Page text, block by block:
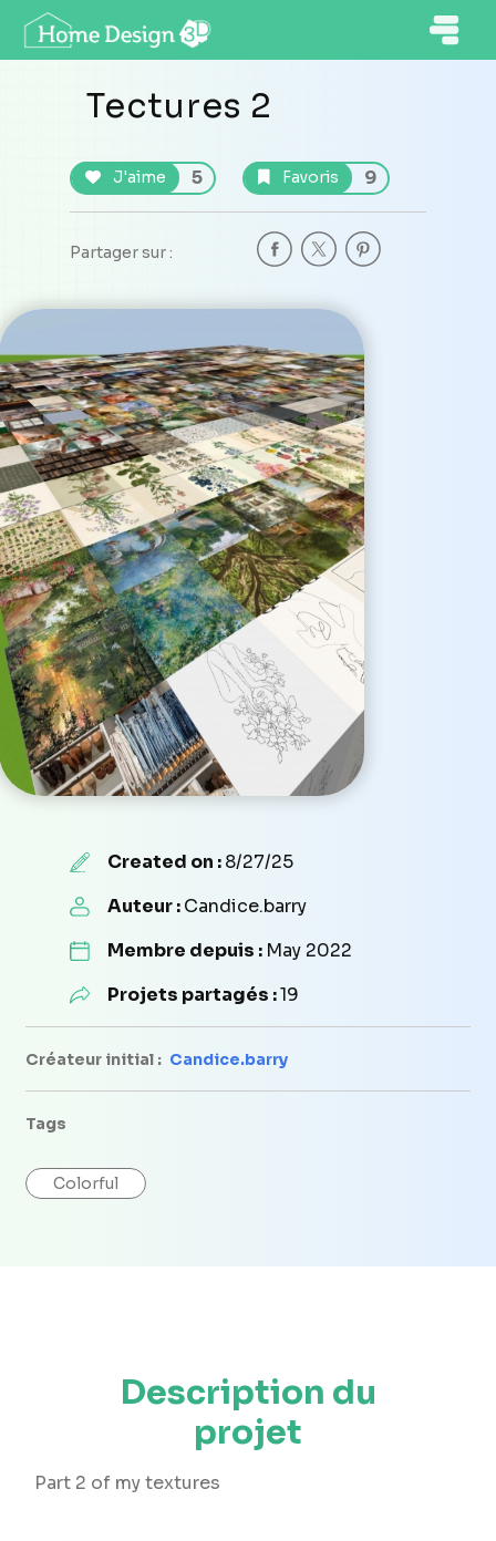
Tectures 2
J'aime 5 Favoris 9
Partager sur :
Created on :8/27/25
Auteur :Candice.barry
Membre depuis : May 2022
Projets partagés :19
Créateur initial : Candice.barry
Tags
Colorful
Description du
projet
Part 2 of my textures